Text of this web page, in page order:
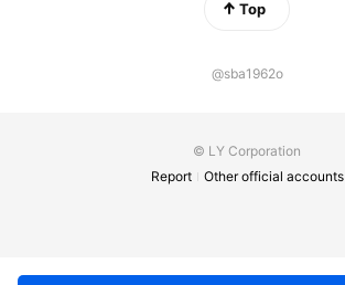
Top
@sba1962o
© LY Corporation
Report
Other official accounts